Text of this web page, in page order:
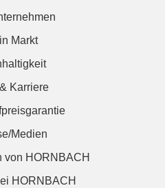
Markt
Karriere
Medien
von HORNBACH
HORNBACH